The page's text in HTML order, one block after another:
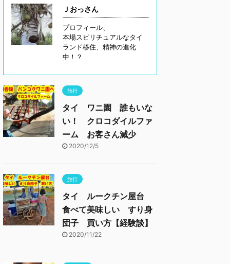
Ｊおっさん
プロフィール、
本場スピリチュアルなタイ
ランド移住、精神の進化
中！？
旅行
タイ ワニ園 誰もいな
い！ クロコダイルファ
ーム お客さん減少
2020/12/5
旅行
タイ ルークチン屋台
食べて美味しい すり身
団子 買い方【経験談】
2020/11/22